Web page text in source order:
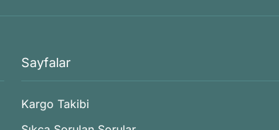
Sayfalar
Kargo Takibi